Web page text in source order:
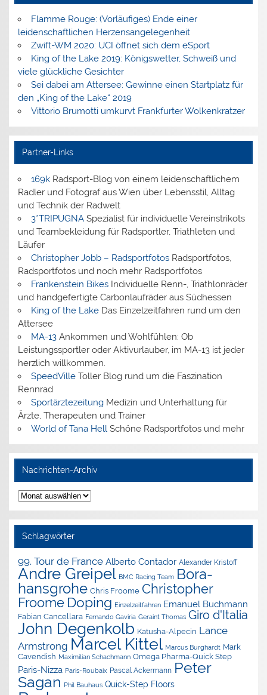
Flamme Rouge: (Vorläufiges) Ende einer
leidenschaftlichen Herzensangelegenheit
Zwift-WM 2020: UCI öffnet sich dem eSport
King of the Lake 2019: Königswetter, Schweiß und
viele glückliche Gesichter
Sei dabei am Attersee: Gewinne einen Startplatz für
den „King of the Lake“ 2019
Vittorio Brumotti umkurvt Frankfurter Wolkenkratzer
Partner-Links
169kRadsport-Blog von einem leidenschaftlichem
Radler und Fotograf aus Wien über Lebensstil, Alltag
und Technik der Radwelt
3*TRIPUGNASpezialist für individuelle Vereinstrikots
und Teambekleidung für Radsportler, Triathleten und
Läufer
Christopher Jobb – RadsportfotosRadsportfotos,
Radsportfotos und noch mehr Radsportfotos
Frankenstein BikesIndividuelle Renn-, Triathlonräder
und handgefertigte Carbonlaufräder aus Südhessen
King of the LakeDas Einzelzeitfahren rund um den
Attersee
MA-13Ankommen und Wohlfühlen: Ob
Leistungssportler oder Aktivurlauber, im MA-13 ist jeder
herzlich willkommen.
SpeedVilleToller Blog rund um die Faszination
Rennrad
SportärztezeitungMedizin und Unterhaltung für
Ärzte, Therapeuten und Trainer
World of Tana HellSchöne Radsportfotos und mehr
Nachrichten-Archiv
Nachrichten-
Archiv
Schlagwörter
99. Tour de France Alberto Contador Alexander Kristoff
Andre Greipel BMC Racing Team Bora-
hansgrohe Chris Froome Christopher
Froome Doping Einzelzeitfahren Emanuel Buchmann
Fabian Cancellara Fernando Gaviria Geraint Thomas Giro d'Italia
John Degenkolb Katusha-Alpecin Lance
Armstrong Marcel Kittel Marcus Burghardt Mark
Cavendish Maximilian Schachmann Omega Pharma-Quick Step
Paris-Nizza Paris-Roubaix Pascal Ackermann Peter
Sagan Phil Bauhaus Quick-Step Floors